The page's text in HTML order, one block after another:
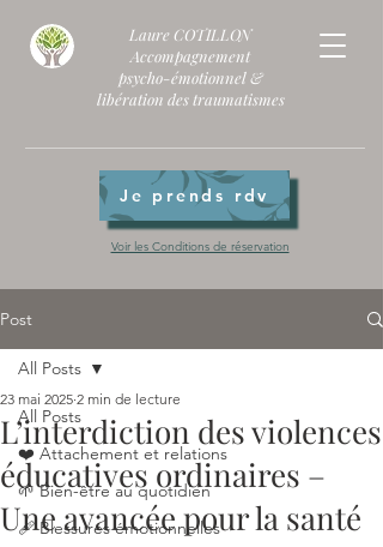
Laure COTILLON
Accompagnement
psycho-émotionnel&
libération des traumatismes
Je prends rdv
Voir les Conditions de réservation
Post
All Posts
❤️ Attachement et relations
🌱 Bien-être au quotidien
🩹 Blessures émotionnelles
All Posts
L’interdiction des violences
éducatives ordinaires –
Une avancée pour la santé
23 mai 2025 2 min de lecture